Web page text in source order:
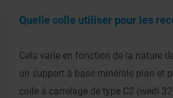
Quelle colle utiliser pour les
Cela varie en fonction de la nature
un support à base minérale plan et
colle à carrelage de type C2 (wedi